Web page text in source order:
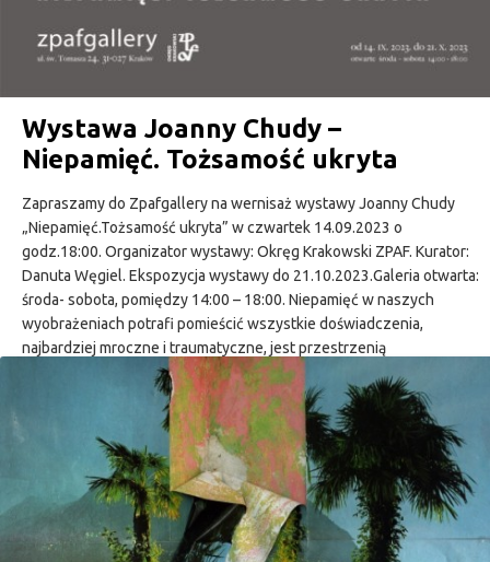
Wystawa Joanny Chudy –
Niepamięć. Tożsamość ukryta
Zapraszamy do Zpafgallery na wernisaż wystawy Joanny Chudy
„Niepamięć.Tożsamość ukryta” w czwartek 14.09.2023 o
godz.18:00. Organizator wystawy: Okręg Krakowski ZPAF. Kurator:
Danuta Węgiel. Ekspozycja wystawy do 21.10.2023.Galeria otwarta:
środa- sobota, pomiędzy 14:00 – 18:00. Niepamięć w naszych
wyobrażeniach potrafi pomieścić wszystkie doświadczenia,
najbardziej mroczne i traumatyczne, jest przestrzenią
nieograniczoną, ale przeważnie niedostępną i zakrytą. W…
CONTINUE READING
zpafiska • 8 września 2023